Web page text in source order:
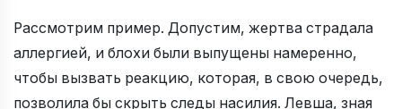
Рассмотрим пример. Допустим, жертва страдала
аллергией, и блохи были выпущены намеренно,
чтобы вызвать реакцию, которая, в свою очередь,
позволила бы скрыть следы насилия. Левша, зная